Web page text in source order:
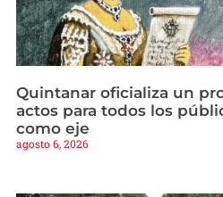
Quintanar oficializa un
actos para todos los
como eje
agosto 6, 2026